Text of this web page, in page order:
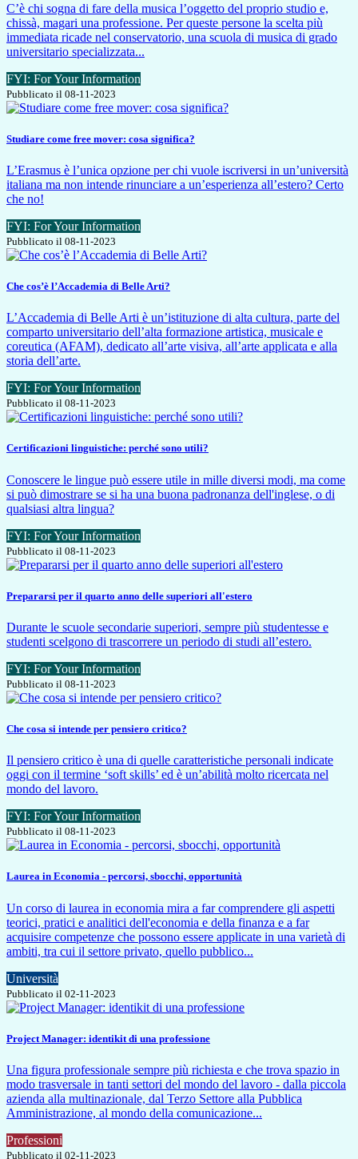
C’è chi sogna di fare della musica l’oggetto del proprio studio e,
chissà, magari una professione. Per queste persone la scelta più
immediata ricade nel conservatorio, una scuola di musica di grado
universitario specializzata...
FYI: For Your Information
Pubblicato il 08-11-2023
Studiare come free mover: cosa significa?
L’Erasmus è l’unica opzione per chi vuole iscriversi in un’università
italiana ma non intende rinunciare a un’esperienza all’estero? Certo
che no!
FYI: For Your Information
Pubblicato il 08-11-2023
Che cos’è l’Accademia di Belle Arti?
L’Accademia di Belle Arti è un’istituzione di alta cultura, parte del
comparto universitario dell’alta formazione artistica, musicale e
coreutica (AFAM), dedicato all’arte visiva, all’arte applicata e alla
storia dell’arte.
FYI: For Your Information
Pubblicato il 08-11-2023
Certificazioni linguistiche: perché sono utili?
Conoscere le lingue può essere utile in mille diversi modi, ma come
si può dimostrare se si ha una buona padronanza dell'inglese, o di
qualsiasi altra lingua?
FYI: For Your Information
Pubblicato il 08-11-2023
Prepararsi per il quarto anno delle superiori all'estero
Durante le scuole secondarie superiori, sempre più studentesse e
studenti scelgono di trascorrere un periodo di studi all’estero.
FYI: For Your Information
Pubblicato il 08-11-2023
Che cosa si intende per pensiero critico?
Il pensiero critico è una di quelle caratteristiche personali indicate
oggi con il termine ‘soft skills’ ed è un’abilità molto ricercata nel
mondo del lavoro.
FYI: For Your Information
Pubblicato il 08-11-2023
Laurea in Economia - percorsi, sbocchi, opportunità
Un corso di laurea in economia mira a far comprendere gli aspetti
teorici, pratici e analitici dell'economia e della finanza e a far
acquisire competenze che possono essere applicate in una varietà di
ambiti, tra cui il settore privato, quello pubblico...
Università
Pubblicato il 02-11-2023
Project Manager: identikit di una professione
Una figura professionale sempre più richiesta e che trova spazio in
modo trasversale in tanti settori del mondo del lavoro - dalla piccola
azienda alla multinazionale, dal Terzo Settore alla Pubblica
Amministrazione, al mondo della comunicazione...
Professioni
Pubblicato il 02-11-2023